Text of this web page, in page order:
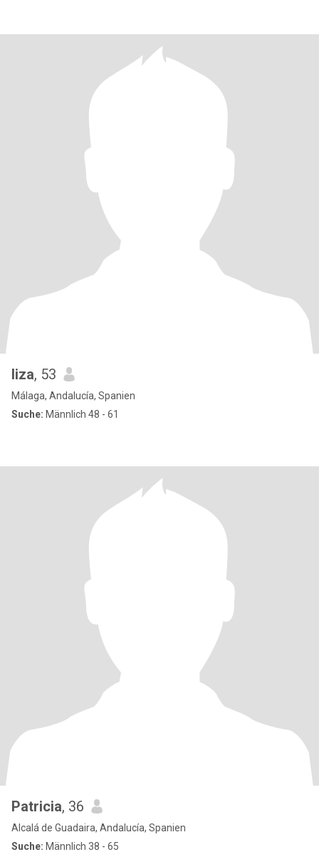
liza, 53
Málaga, Andalucía, Spanien
Suche: Männlich 48 - 61
Patricia, 36
Alcalá de Guadaira, Andalucía, Spanien
Suche: Männlich 38 - 65